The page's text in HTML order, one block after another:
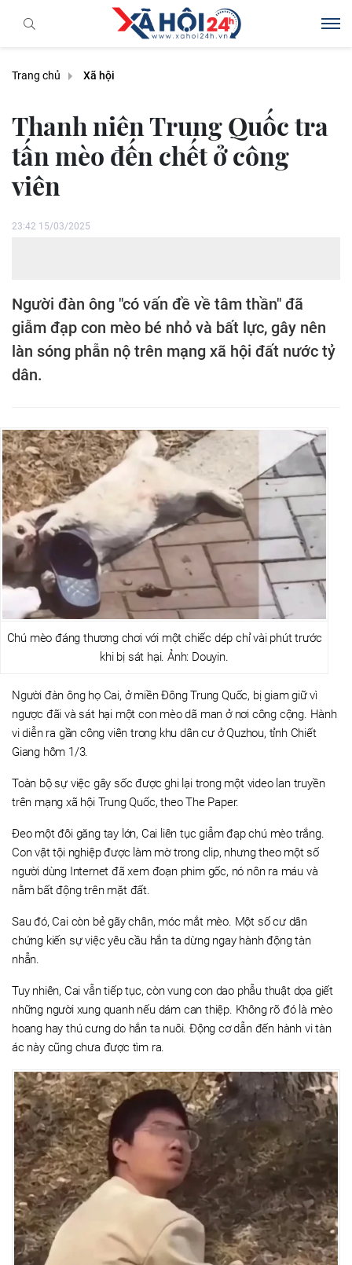
Trang chủ Xã hội
Thanh niên Trung Quốc tra
tấn mèo đến chết ở công
viên
23:42 15/03/2025
Người đàn ông "có vấn đề về tâm thần" đã
giẫm đạp con mèo bé nhỏ và bất lực, gây nên
làn sóng phẫn nộ trên mạng xã hội đất nước tỷ
dân.
Chú mèo đáng thương chơi với một chiếc dép chỉ vài phút trước
khi bị sát hại. Ảnh: Douyin.
Người đàn ông họ Cai, ở miền Đông Trung Quốc, bị giam giữ vì
ngược đãi và sát hại một con mèo dã man ở nơi công cộng. Hành
vi diễn ra gần công viên trong khu dân cư ở Quzhou, tỉnh Chiết
Giang hôm 1/3.
Toàn bộ sự việc gây sốc được ghi lại trong một video lan truyền
trên mạng xã hội Trung Quốc, theo The Paper.
Đeo một đôi găng tay lớn, Cai liên tục giẫm đạp chú mèo trắng.
Con vật tội nghiệp được làm mờ trong clip, nhưng theo một số
người dùng Internet đã xem đoạn phim gốc, nó nôn ra máu và
nằm bất động trên mặt đất.
Sau đó, Cai còn bẻ gãy chân, móc mắt mèo. Một số cư dân
chứng kiến sự việc yêu cầu hắn ta dừng ngay hành động tàn
nhẫn.
Tuy nhiên, Cai vẫn tiếp tục, còn vung con dao phẫu thuật dọa giết
những người xung quanh nếu dám can thiệp. Không rõ đó là mèo
hoang hay thú cưng do hắn ta nuôi. Động cơ dẫn đến hành vi tàn
ác này cũng chưa được tìm ra.